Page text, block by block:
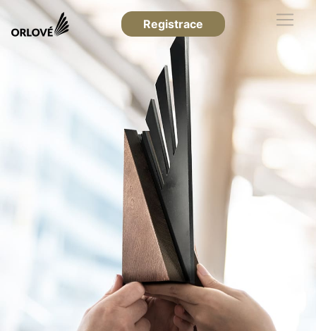
Registrace